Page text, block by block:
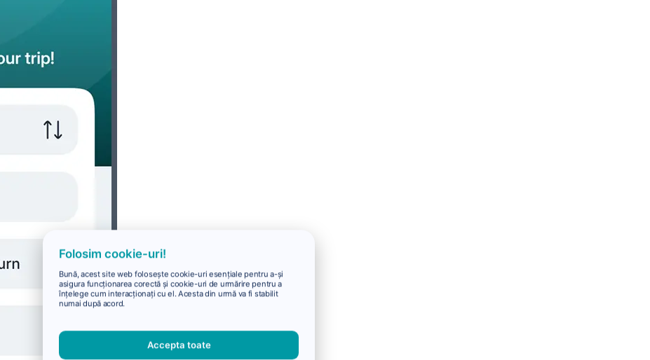
Folosim cookie-uri!
Bună, acest site web folosește cookie-uri esențiale pentru a-și
asigura funcționarea corectă și cookie-uri de urmărire pentru a
înțelege cum interacționați cu el. Acesta din urmă va fi stabilit
numai după acord.
Accepta toate